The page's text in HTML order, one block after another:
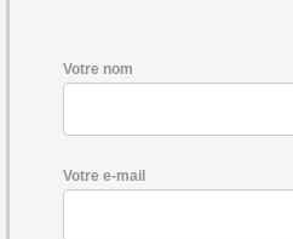
Votre nom
Votre e-mail